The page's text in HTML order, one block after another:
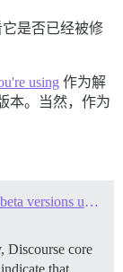
是否已经被修
using 作为解
本。当然，作为
From Discourse 3.2: adding -dev suffix to beta versions under active development
Discourse core
that